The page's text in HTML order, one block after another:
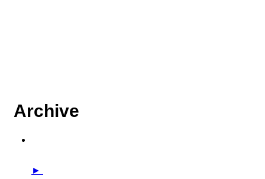
Archive
►